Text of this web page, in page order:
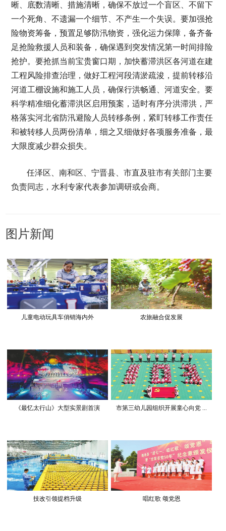
晰、底数清晰、措施清晰，确保不放过一个盲区、不留下
一个死角、不遗漏一个细节、不产生一个失误。要加强抢
险物资筹备，预置足够防汛物资，强化运力保障，备齐备
足抢险救援人员和装备，确保遇到突发情况第一时间排险
抢护。要抢抓当前宝贵窗口期，加快蓄滞洪区各河道在建
工程风险排查治理，做好工程河段清淤疏浚，提前转移沿
河道工棚设施和施工人员，确保行洪畅通、河道安全。要
科学精准细化蓄滞洪区启用预案，适时有序分洪滞洪，严
格落实河北省防汛避险人员转移条例，紧盯转移工作责任
和被转移人员两份清单，细之又细做好各项服务准备，最
大限度减少群众损失。
任泽区、南和区、宁晋县、市直及驻市有关部门主要
负责同志，水利专家代表参加调研或会商。
图片新闻
儿童电动玩具车俏销海内外 农旅融合促发展
《最忆太行山》大型实景剧首演 市第三幼儿园组织开展童心向党 ...
技改引领提档升级 唱红歌 颂党恩